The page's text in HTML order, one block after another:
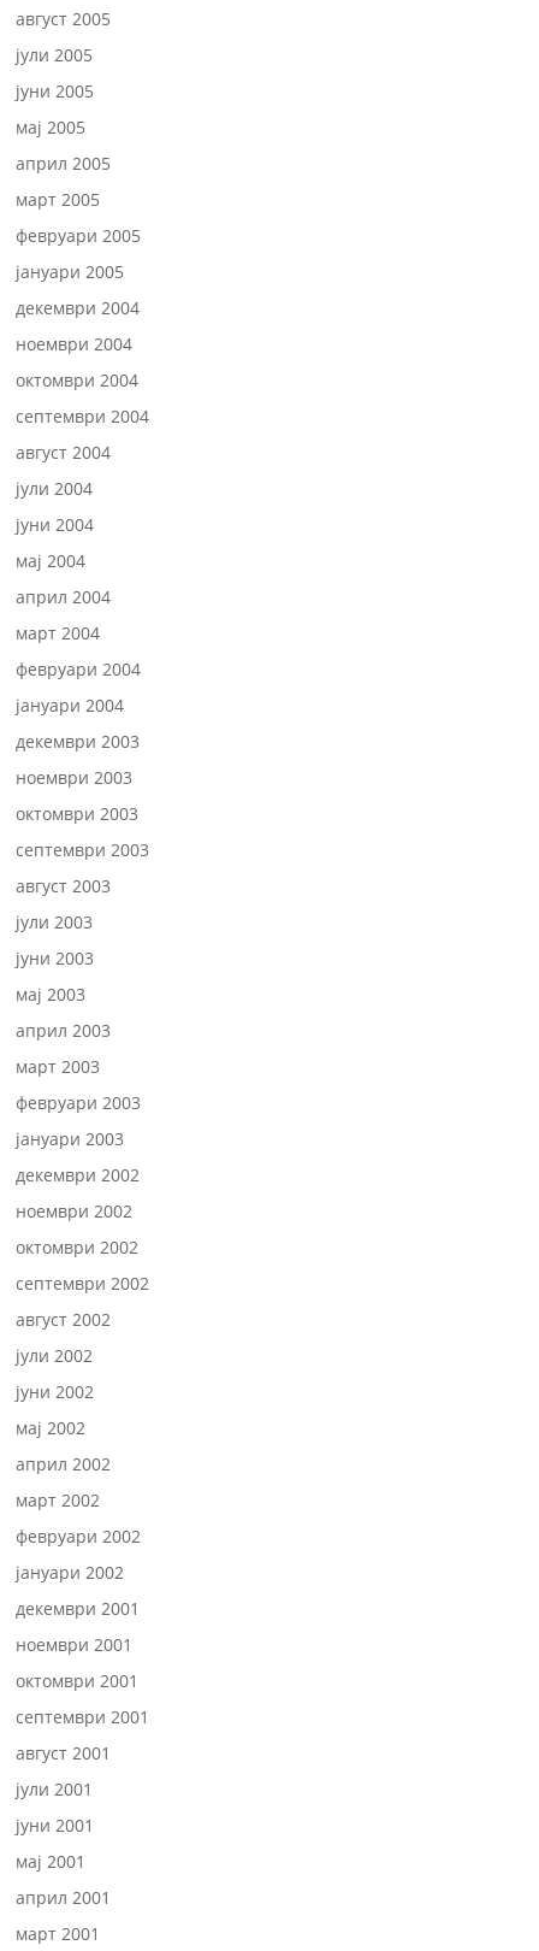
август 2005
јули 2005
јуни 2005
мај 2005
април 2005
март 2005
февруари 2005
јануари 2005
декември 2004
ноември 2004
октомври 2004
септември 2004
август 2004
јули 2004
јуни 2004
мај 2004
април 2004
март 2004
февруари 2004
јануари 2004
декември 2003
ноември 2003
октомври 2003
септември 2003
август 2003
јули 2003
јуни 2003
мај 2003
април 2003
март 2003
февруари 2003
јануари 2003
декември 2002
ноември 2002
октомври 2002
септември 2002
август 2002
јули 2002
јуни 2002
мај 2002
април 2002
март 2002
февруари 2002
јануари 2002
декември 2001
ноември 2001
октомври 2001
септември 2001
август 2001
јули 2001
јуни 2001
мај 2001
април 2001
март 2001